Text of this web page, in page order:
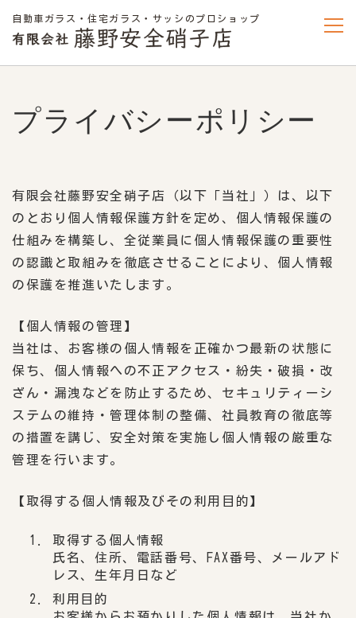
自動車ガラス・住宅ガラス・サッシのプロショップ
プライバシーポリシー
有限会社藤野安全硝子店（以下「当社」）は、以下
のとおり個人情報保護方針を定め、個人情報保護の
仕組みを構築し、全従業員に個人情報保護の重要性
の認識と取組みを徹底させることにより、個人情報
の保護を推進いたします。
【個人情報の管理】
当社は、お客様の個人情報を正確かつ最新の状態に
保ち、個人情報への不正アクセス・紛失・破損・改
ざん・漏洩などを防止するため、セキュリティーシ
ステムの維持・管理体制の整備、社員教育の徹底等
の措置を講じ、安全対策を実施し個人情報の厳重な
管理を行います。
【取得する個人情報及びその利用目的】
取得する個人情報
氏名、住所、電話番号、FAX番号、メールアド
レス、生年月日など
利用目的